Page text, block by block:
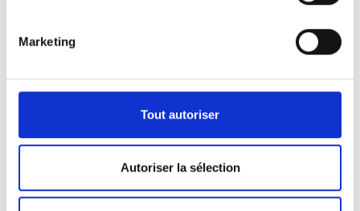
Marketing
Tout autoriser
Autoriser la sélection